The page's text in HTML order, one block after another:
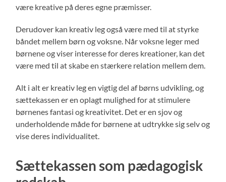
være kreative på deres egne præmisser.
Derudover kan kreativ leg også være med til at styrke
båndet mellem børn og voksne. Når voksne leger med
børnene og viser interesse for deres kreationer, kan det
være med til at skabe en stærkere relation mellem dem.
Alt i alt er kreativ leg en vigtig del af børns udvikling, og
sættekassen er en oplagt mulighed for at stimulere
børnenes fantasi og kreativitet. Det er en sjov og
underholdende måde for børnene at udtrykke sig selv og
vise deres individualitet.
Sættekassen som pædagogisk